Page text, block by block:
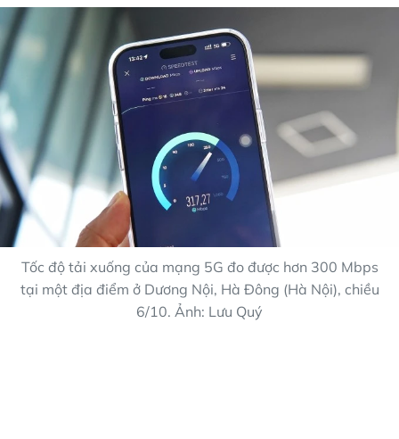
Tốc độ tải xuống của mạng 5G đo được hơn 300 Mbps
tại một địa điểm ở Dương Nội, Hà Đông (Hà Nội), chiều
6/10. Ảnh: Lưu Quý